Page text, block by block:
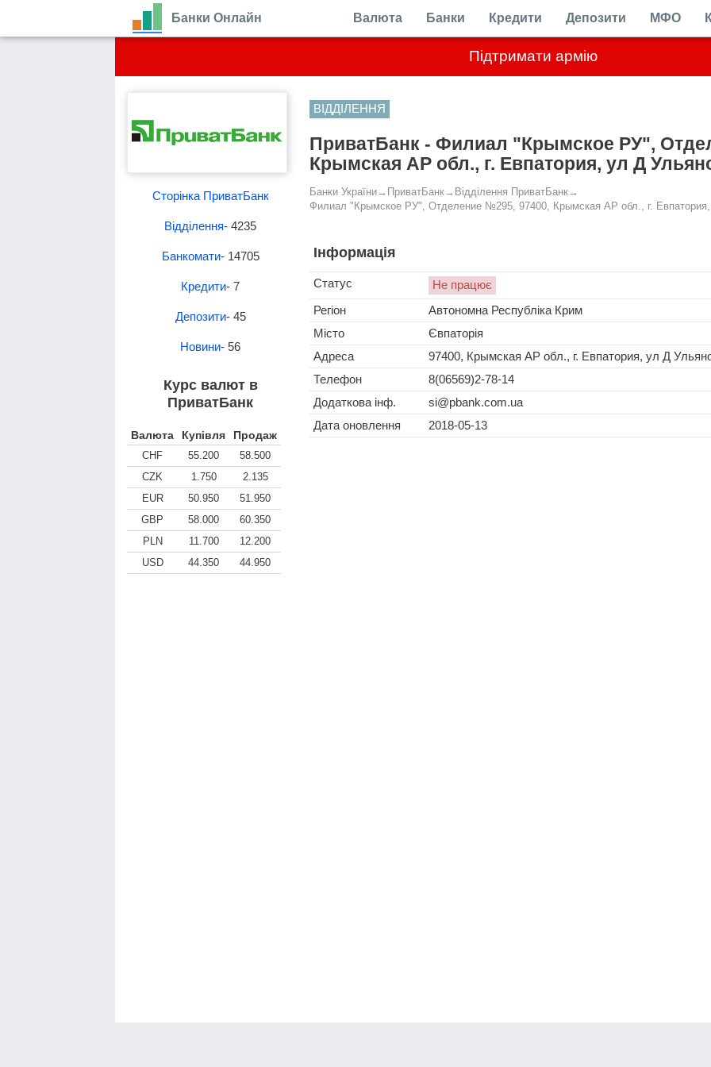
Підтримати армію
Банки Онлайн Валюта Банки Кредити Депозити МФО
Сторінка ПриватБанк
Відділення- 4235
Банкомати- 14705
Кредити- 7
Депозити- 45
Новини- 56
Курс валют в
ПриватБанк
Валюта Купівля Продаж
CHF 55.200
58.500
CZK
1.750
2.135
EUR
50.950
51.950
GBP
58.000
60.350
PLN
11.700
12.200
USD
44.350 44.950
ВІДДІЛЕННЯ
ПриватБанк - Филиал "Крымское РУ",
Крымская АР обл., г. Евпатория, ул Д
Банки України→ ПриватБанк→ Відділення ПриватБанк→
Филиал "Крымское РУ", Отделение №295, 97400, Крымская АР обл., г.
Інформація
Статус
Не працює
Регіон
Автономна Республіка Крим
Місто
Євпаторія
Адреса
97400, Крымская АР обл., г. Евпатория, ул Д
Телефон
8(06569)2-78-14
Додаткова інф.
si@pbank.com.ua
Дата оновлення
2018-05-13